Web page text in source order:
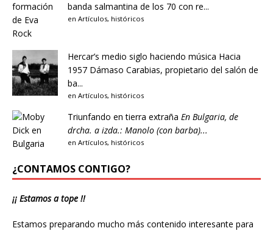
banda salmantina de los 70 con re...
en Artículos, históricos
Hercar’s medio siglo haciendo música Hacia
1957 Dámaso Carabias, propietario del salón de
ba...
en Artículos, históricos
Triunfando en tierra extraña En Bulgaria, de
drcha. a izda.: Manolo (con barba)...
en Artículos, históricos
¿CONTAMOS CONTIGO?
¡¡ Estamos a tope !!
Estamos preparando mucho más contenido interesante para